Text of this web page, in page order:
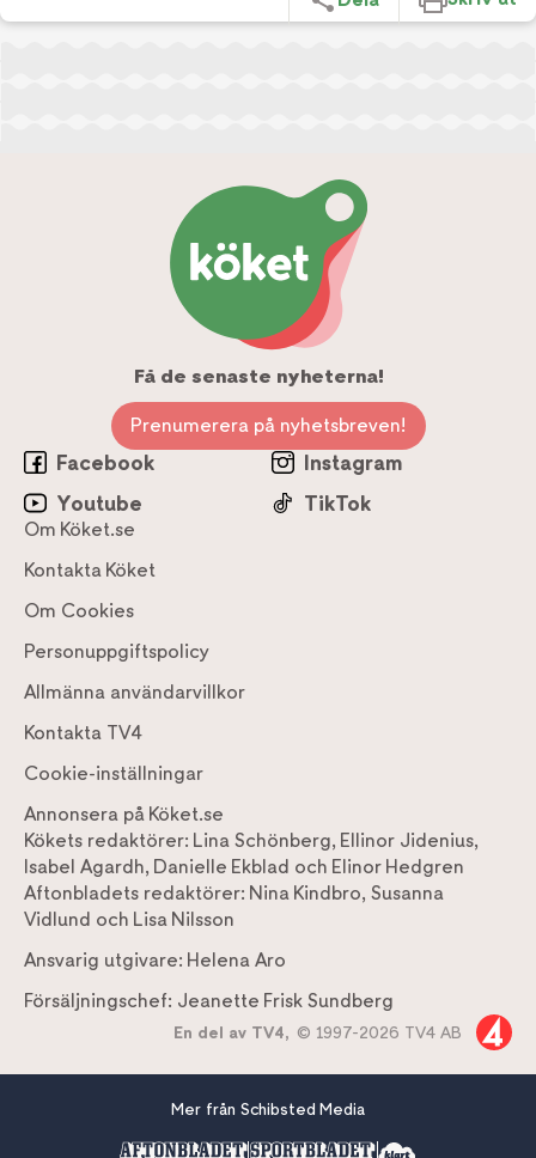
Få de senaste nyheterna!
Prenumerera på nyhetsbreven!
Facebook
Instagram
Youtube
TikTok
Om Köket.se
Kontakta Köket
Om Cookies
Personuppgiftspolicy
Allmänna användarvillkor
Kontakta TV4
Cookie-inställningar
Annonsera på Köket.se
Kökets redaktörer: Lina Schönberg, Ellinor Jidenius,
Isabel Agardh, Danielle Ekblad och Elinor Hedgren
Aftonbladets redaktörer: Nina Kindbro, Susanna
Vidlund och Lisa Nilsson
Ansvarig utgivare: Helena Aro
Försäljningschef: Jeanette Frisk Sundberg
En del av TV4, © 1997-2026 TV4 AB
Mer från Schibsted Media